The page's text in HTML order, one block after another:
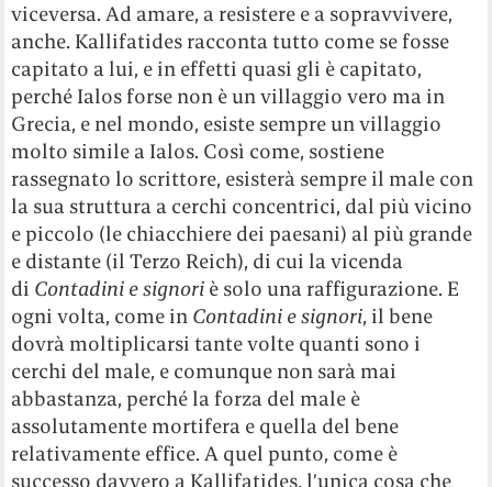
viceversa. Ad amare, a resistere e a sopravvivere,
anche. Kallifatides racconta tutto come se fosse
capitato a lui, e in effetti quasi gli è capitato,
perché Ialos forse non è un villaggio vero ma in
Grecia, e nel mondo, esiste sempre un villaggio
molto simile a Ialos. Così come, sostiene
rassegnato lo scrittore, esisterà sempre il male con
la sua struttura a cerchi concentrici, dal più vicino
e piccolo (le chiacchiere dei paesani) al più grande
e distante (il Terzo Reich), di cui la vicenda
di Contadini e signori è solo una raffigurazione. E
ogni volta, come in Contadini e signori, il bene
dovrà moltiplicarsi tante volte quanti sono i
cerchi del male, e comunque non sarà mai
abbastanza, perché la forza del male è
assolutamente mortifera e quella del bene
relativamente effice. A quel punto, come è
successo davvero a Kallifatides, l’unica cosa che